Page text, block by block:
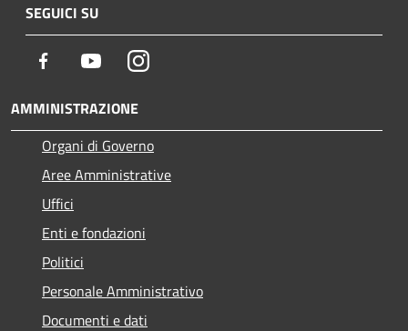
SEGUICI SU
Facebook YoutubeInstagram
AMMINISTRAZIONE
Organi di Governo
Aree Amministrative
Uffici
Enti e fondazioni
Politici
Personale Amministrativo
Documenti e dati